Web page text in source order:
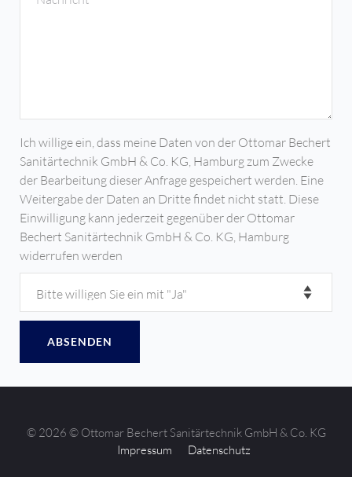
Ich willige ein, dass meine Daten von der Ottomar Bechert
Sanitärtechnik GmbH & Co. KG, Hamburg zum Zwecke
der Bearbeitung dieser Anfrage gespeichert werden. Eine
Weitergabe der Daten an Dritte findet nicht statt. Diese
Einwilligung kann jederzeit gegenüber der Ottomar
Bechert Sanitärtechnik GmbH & Co. KG, Hamburg
widerrufen werden
ABSENDEN
© 2026 © Ottomar Bechert Sanitärtechnik GmbH & Co. KG
Impressum
Datenschutz